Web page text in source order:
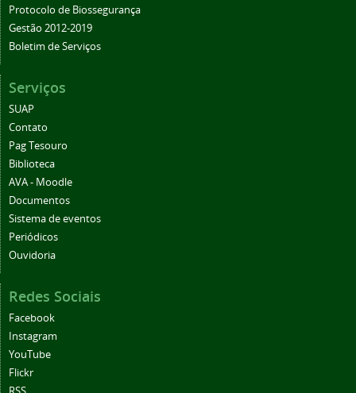
Protocolo de Biossegurança
Gestão 2012-2019
Boletim de Serviços
Serviços
SUAP
Contato
Pag Tesouro
Biblioteca
AVA - Moodle
Documentos
Sistema de eventos
Periódicos
Ouvidoria
Redes Sociais
Facebook
Instagram
YouTube
Flickr